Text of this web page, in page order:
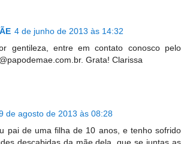
4 de junho de 2013 às 14:32
gentileza, entre em contato conosco pelo
Grata! Clarissa
de agosto de 2013 às 08:28
pai de uma filha de 10 anos, e tenho sofrido